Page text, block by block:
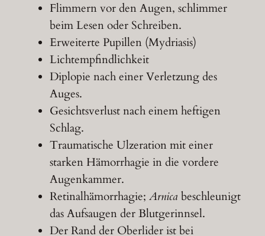
Flimmern vor den Augen, schlimmer
beim Lesen oder Schreiben.
Erweiterte Pupillen (Mydriasis)
Lichtempfindlichkeit
Diplopie nach einer Verletzung des
Auges.
Gesichtsverlust nach einem heftigen
Schlag.
Traumatische Ulzeration mit einer
starken Hämorrhagie in die vordere
Augenkammer.
Retinalhämorrhagie; Arnica beschleunigt
das Aufsaugen der Blutgerinnsel.
Der Rand der Oberlider ist bei